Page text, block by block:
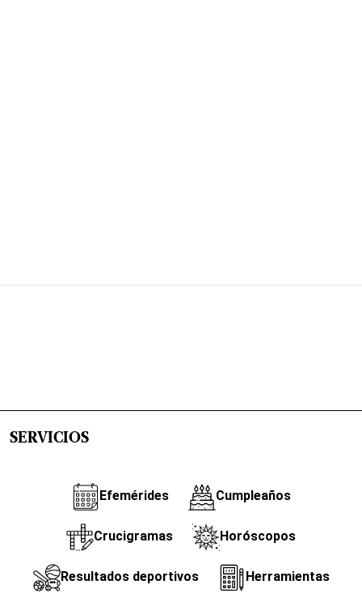
SERVICIOS
Efemérides Cumpleaños
Crucigramas Horóscopos
Resultados deportivos Herramientas